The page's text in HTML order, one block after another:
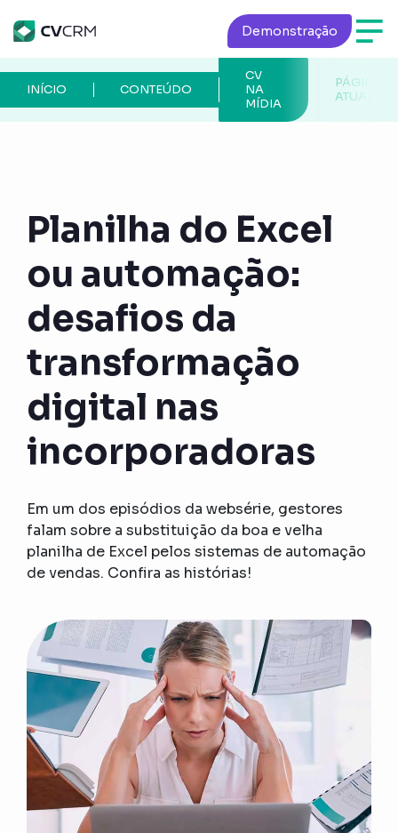
Demonstração
PÁGINA
ATUAL
CV
NA
MÍDIA
CONTEÚDO
INÍCIO
Planilha do Excel
ou automação:
desafios da
transformação
digital nas
incorporadoras
Em um dos episódios da websérie, gestores
falam sobre a substituição da boa e velha
planilha de Excel pelos sistemas de automação
de vendas. Confira as histórias!